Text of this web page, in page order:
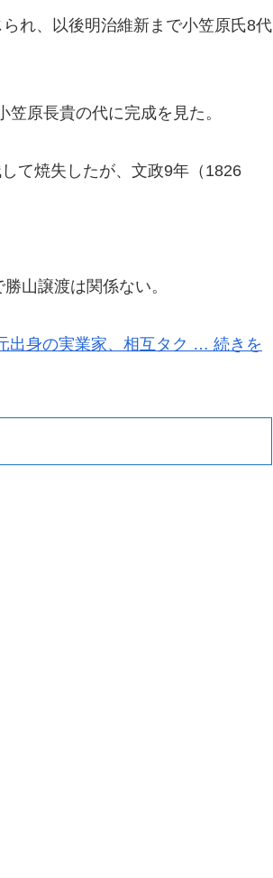
れ、以後明治維新まで小笠原氏8代
原長貴の代に完成を見た。
て焼失したが、文政9年（1826
山譲渡は関係ない。
出身の実業家、相互タク … 続きを